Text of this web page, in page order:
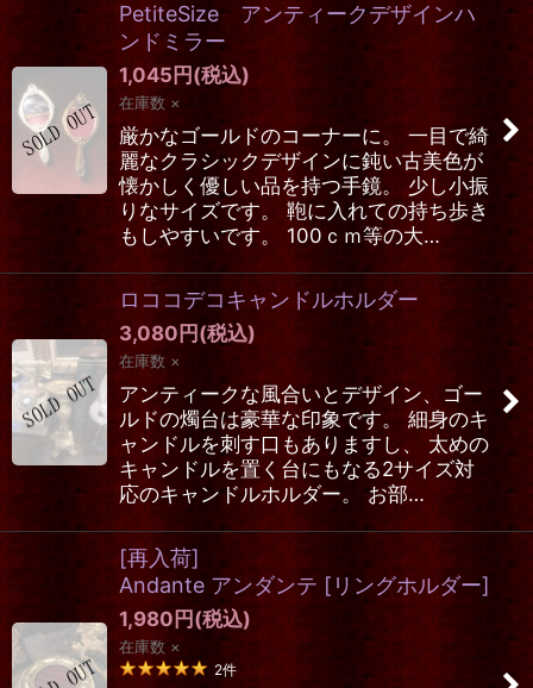
PetiteSize アンティークデザインハ
ンドミラー
1,045 円 (税込)
在庫数 ×
厳かなゴールドのコーナーに。 一目で綺
麗なクラシックデザインに鈍い古美色が
懐かしく優しい品を持つ手鏡。 少し小振
りなサイズです。 鞄に入れての持ち歩き
もしやすいです。 100ｃｍ等の大…
ロココデコキャンドルホルダー
3,080 円 (税込)
在庫数 ×
アンティークな風合いとデザイン、ゴー
ルドの燭台は豪華な印象です。 細身のキ
ャンドルを刺す口もありますし、 太めの
キャンドルを置く台にもなる2サイズ対
応のキャンドルホルダー。 お部…
[再入荷]
Andante アンダンテ [ リングホルダー]
1,980 円 (税込)
在庫数 ×
2件